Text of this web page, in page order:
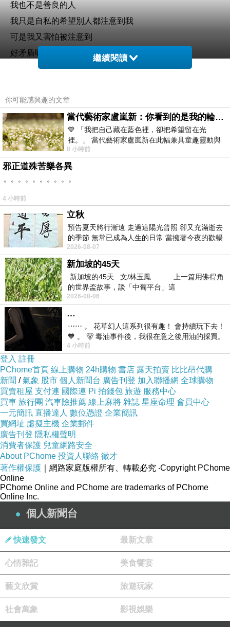
我也不是善良的人
我只是自私的希望別人都注意到我
可是我又害怕被注意到
好矛盾喔
我到底想要什麼呢?
我知道這段婚姻你很不想要過
可是他卻又給你很大的安全感
至少當你需要他在身邊的時候他能夠很快達到
也許吧
可是他也傷害過我
也曾在我需要他的時候不在我身邊
可是戀戀呀
沒有人有辦法永遠陪伴在你身邊呀~
我知道呀~但是我想要我在乎的人就在我身邊陪伴我
但是他好遠唷.....
我能怎麼辦呢?每次的等待...然後每次各總傷害到他的事情
這是我不想要的
戀戀 人都會無意中傷害到對方
就如同他們無意中傷害到你
那不是本意呀 你不要每次為別人受傷買單
別人不會感激的
恩~我知道~可是我真的還是捨不得他們受傷難過
我情願一直受傷難過的是我,可是好痛好痛
戀戀呀~你看看你~到底變成怎麼樣了?
沒有自信心
沒有了自己
沒有了快樂
沒有了很多很多
我選擇...大女兒畢業後 就離開...
繼續閱讀
你可能感興趣的文章
當代藝術家盧嵐新：你看到的是我的輪廓，還是你的故事？——藏在藍色裡的希望與光
💙 「我把自己藏在藍色裡，卻把希望留在光
裡。」 當代藝術家盧嵐新在此幅兼具童趣靈動與
抽象韻味的新作中，用湛藍的羽翼般色塊包覆著
8 小時前
邪正道殊苦樂各異
。。。。。。。。。。
4 小時前
立秋
預告夏天將行漸遠 走過這陽光普照 卻又充滿逝去
的季節 無常已成為人生的日常 當擁著今夜的歡暢
舒心 轉眼驟成昨日 而明晨 太陽
2026-08-07
新加坡的45天
新加坡的45天 文/林玉鳳 上一篇用佛得角
的世界盃故事，談「中葡平台」這
2026-08-06
…
⋯⋯ 。 花草幻人這系列很有趣！ 會持續玩下去！
🧡 。 🐻 毒油事件後，我很在意之後用油的採買。
前天購買了我之前就很愛
4 小時前
登入 註冊
PChome首頁 線上購物 24h購物 書店 露天拍賣 比比昂代購
新聞 /氣象 股市 個人新聞台 廣告刊登 加入聯播網 全球購物
買賣租屋 支付連 國際連 Pi 拍錢包 旅遊 服務中心
買車 旅行團 汽車險推薦 線上麻將 雜誌 星座命理 會員中心
一元簡訊 直播達人 數位憑證 企業簡訊
買網址 虛擬主機 企業郵件
廣告刊登 隱私權聲明
消費者保護 兒童網路安全
About PChome 投資人聯絡 徵才
著作權保護 ｜網路家庭版權所有、轉載必究 ‧Copyright PChome
Online
PChome Online and PChome are trademarks of PChome
Online Inc.
個人新聞台
快速發文 最新文章
心情雜記 美食饗宴
藝文欣賞 旅遊玩家
社會萬象 影視娛樂